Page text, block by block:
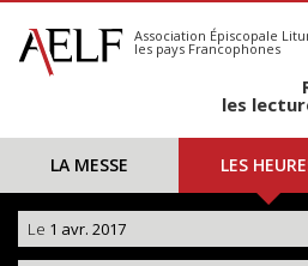
S'abonner
Calendrier
Association Épiscopale
les pays Francophones
les
LA MESSE LES
Le 1 avr. 2017